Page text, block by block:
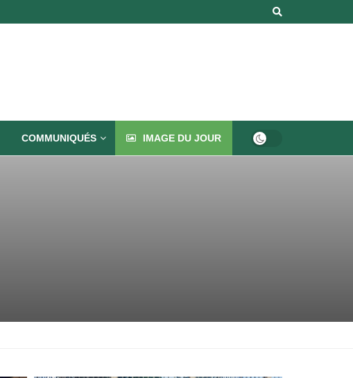
COMMUNIQUÉS IMAGE DU JOUR